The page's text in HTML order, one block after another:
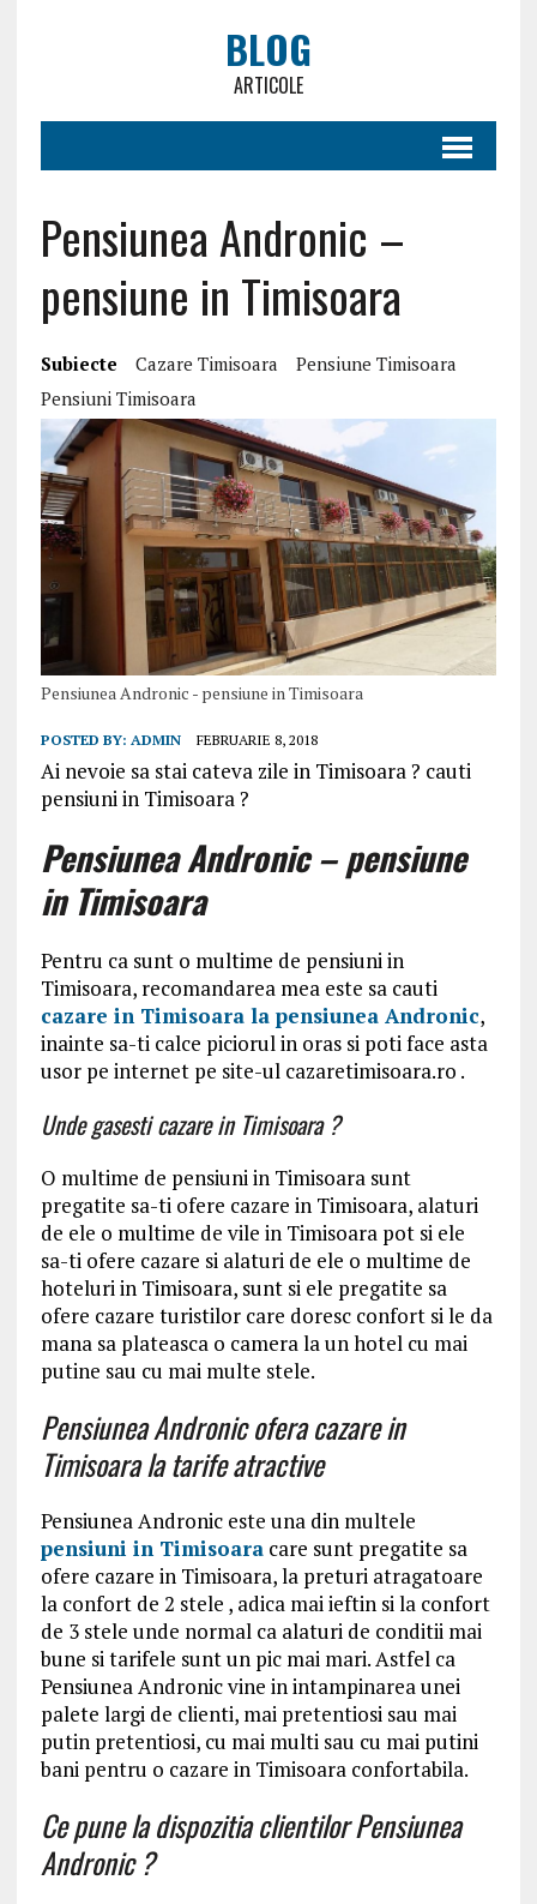
BLOG
ARTICOLE
Pensiunea Andronic –
pensiune in Timisoara
Subiecte Cazare Timisoara
Pensiune Timisoara
Pensiuni Timisoara
Pensiunea Andronic - pensiune in Timisoara
POSTED BY: ADMIN FEBRUARIE 8, 2018
Ai nevoie sa stai cateva zile in Timisoara ? cauti
pensiuni in Timisoara ?
Pensiunea Andronic – pensiune
in Timisoara
Pentru ca sunt o multime de pensiuni in
Timisoara, recomandarea mea este sa cauti
cazare in Timisoara la pensiunea Andronic,
inainte sa-ti calce piciorul in oras si poti face asta
usor pe internet pe site-ul cazaretimisoara.ro .
Unde gasesti cazare in Timisoara ?
O multime de pensiuni in Timisoara sunt
pregatite sa-ti ofere cazare in Timisoara, alaturi
de ele o multime de vile in Timisoara pot si ele
sa-ti ofere cazare si alaturi de ele o multime de
hoteluri in Timisoara, sunt si ele pregatite sa
ofere cazare turistilor care doresc confort si le da
mana sa plateasca o camera la un hotel cu mai
putine sau cu mai multe stele.
Pensiunea Andronic ofera cazare in
Timisoara la tarife atractive
Pensiunea Andronic este una din multele
pensiuni in Timisoaracare sunt pregatite sa
ofere cazare in Timisoara, la preturi atragatoare
la confort de 2 stele , adica mai ieftin si la confort
de 3 stele unde normal ca alaturi de conditii mai
bune si tarifele sunt un pic mai mari. Astfel ca
Pensiunea Andronic vine in intampinarea unei
palete largi de clienti, mai pretentiosi sau mai
putin pretentiosi, cu mai multi sau cu mai putini
bani pentru o cazare in Timisoara confortabila.
Ce pune la dispozitia clientilor Pensiunea
Andronic ?